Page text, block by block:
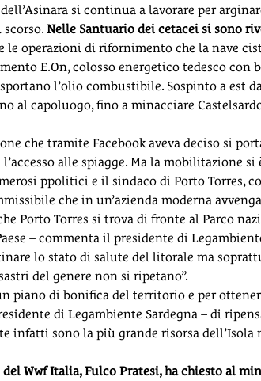
si continua a lavorare per
Nelle Santuario dei cetacei si sono
le operazioni di rifornimento che la nave
E.On, colosso energetico tedesco con
l’olio combustibile. Sospinto a est
al capoluogo, fino a minacciare
che tramite Facebook aveva deciso si
l’accesso alle spiagge. Ma la mobilitazione
ppolitici e il sindaco di Porto Torres,
che in un’azienda moderna
Porto Torres si trova di fronte al Parco
– commenta il presidente di
lo stato di salute del litorale ma
del genere non si ripetano”.
piano di bonifica del territorio e per
di Legambiente Sardegna – di
infatti sono la più grande risorsa
Wwf Italia, Fulco Pratesi, ha chiesto al